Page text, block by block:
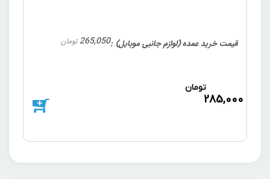
قیمت خرید عمده (لوازم جانبی موبایل) 265,050 تومان
285,000
تومان